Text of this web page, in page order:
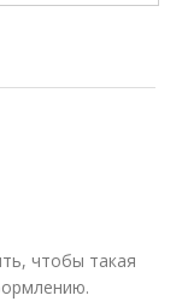
чтобы такая